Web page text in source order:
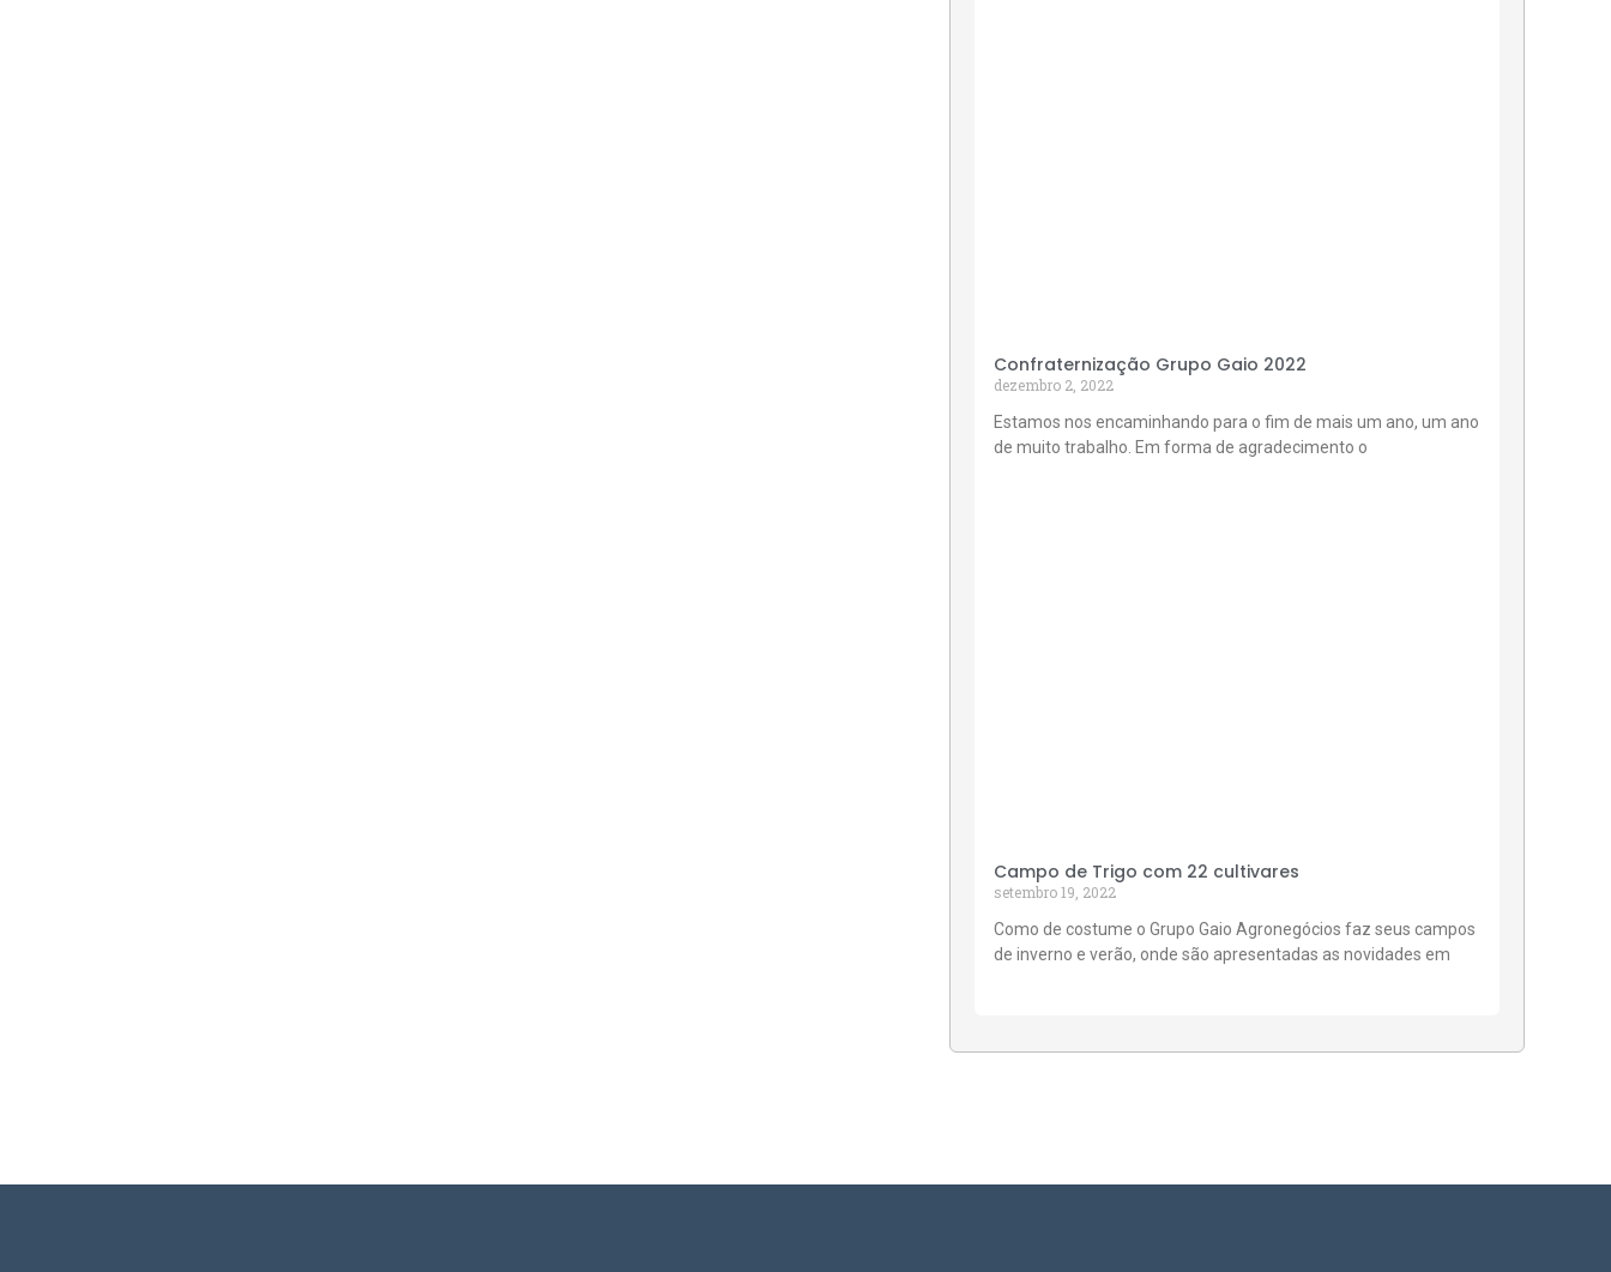
Confraternização Grupo Gaio 2022
dezembro 2, 2022
Estamos nos encaminhando para o fim de mais um ano, um ano
de muito trabalho. Em forma de agradecimento o
Campo de Trigo com 22 cultivares
setembro 19, 2022
Como de costume o Grupo Gaio Agronegócios faz seus campos
de inverno e verão, onde são apresentadas as novidades em